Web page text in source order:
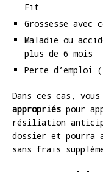
Fit
Grossesse avec
Maladie ou
plus de 6 mois
Perte d’emploi
Dans ces cas,
appropriés pour
résiliation
dossier et pourra
sans frais